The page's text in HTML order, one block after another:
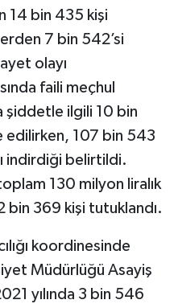
14 bin 435 kişi
7 bin 542’si
olayı
faili meçhul
şiddetle ilgili 10 bin
edilirken, 107 bin 543
indirdiği belirtildi.
130 milyon liralık
bin 369 kişi tutuklandı.
koordinesinde
Müdürlüğü Asayiş
yılında 3 bin 546